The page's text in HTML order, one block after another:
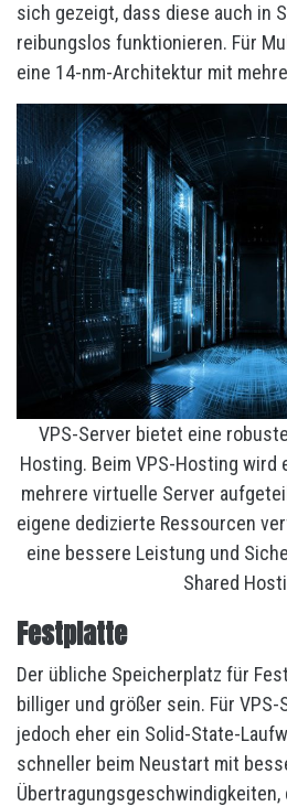
sich gezeigt, dass diese auch in
reibungslos funktionieren. Für
eine 14-nm-Architektur mit
VPS-Server bietet eine
Hosting. Beim VPS-Hosting wird
mehrere virtuelle Server
eigene dedizierte Ressourcen
eine bessere Leistung und
Shared
Festplatte
Der übliche Speicherplatz für
billiger und größer sein. Für
jedoch eher ein Solid-State-
schneller beim Neustart mit